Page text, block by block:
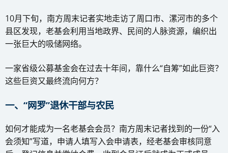
10月下旬，南方周末记者实地走访了周口市、漯河市的多个
县区发现，老基会利用当地政界、民间的人脉资源，编织出
一张巨大的吸储网络。
一家省级公募基金会在过去十年间，靠什么“自筹”如此巨资？
这些巨资又最终流向何方？
一、“网罗”退休干部与农民
如何才能成为一名老基会会员？南方周末记者找到的一份“入
会须知”写道，申请人填写入会申请表，经老基会审核同意